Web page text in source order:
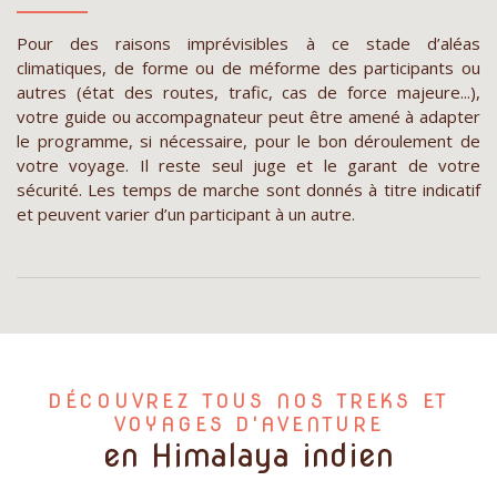
Pour des raisons imprévisibles à ce stade d’aléas
climatiques, de forme ou de méforme des participants ou
autres (état des routes, trafic, cas de force majeure...),
votre guide ou accompagnateur peut être amené à adapter
le programme, si nécessaire, pour le bon déroulement de
votre voyage. Il reste seul juge et le garant de votre
sécurité. Les temps de marche sont donnés à titre indicatif
et peuvent varier d’un participant à un autre.
DÉCOUVREZ TOUS NOS TREKS ET
VOYAGES D'AVENTURE
en Himalaya indien